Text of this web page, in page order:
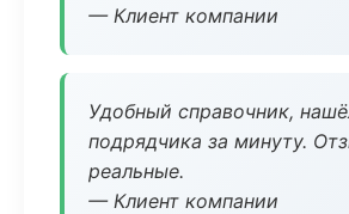
— Клиент компании
Удобный справочник,
подрядчика за минуту.
реальные.
— Клиент компании